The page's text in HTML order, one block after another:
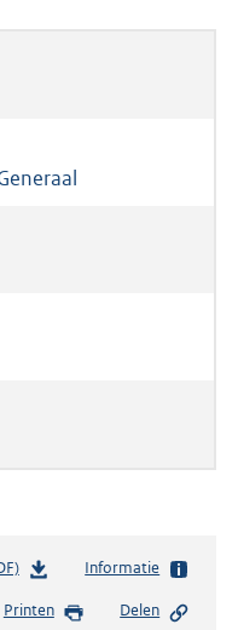
b
s
Informatie
Printen Delen